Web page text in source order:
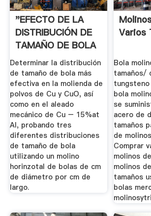
"EFECTO DE LA
DISTRIBUCIÓN DE
TAMAÑO DE BOLA
EN LA ...
Determinar la distribución
de tamaño de bola más
efectiva en la molienda de
polvos de Cu y CuO, así
como en el aleado
mecánico de Cu – 15%at
Al, probando tres
diferentes distribuciones
de tamaño de bola
utilizando un molino
horinzotal de bolas de cm
de diámetro por cm de
largo.
Varios
Bola
tamaños/
bola
se
acero de
tamaños
de
Comprar
molinos
molinos
tamaños
bolas